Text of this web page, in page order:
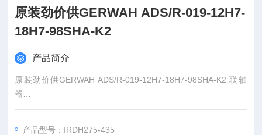
原装劲价供GERWAH ADS/R-019-12H7-
18H7-98SHA-K2
产品简介
原装劲价供GERWAH ADS/R-019-12H7-18H7-98SHA-K2 联轴
器
：王
产品型号：IRDH275-435